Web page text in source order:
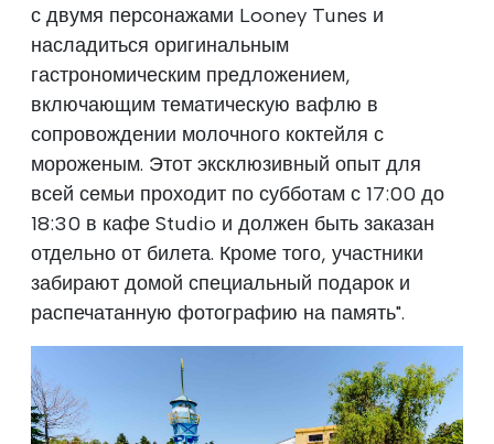
с двумя персонажами Looney Tunes и
насладиться оригинальным
гастрономическим предложением,
включающим тематическую вафлю в
сопровождении молочного коктейля с
мороженым. Этот эксклюзивный опыт для
всей семьи проходит по субботам с 17:00 до
18:30 в кафе Studio и должен быть заказан
отдельно от билета. Кроме того, участники
забирают домой специальный подарок и
распечатанную фотографию на память".